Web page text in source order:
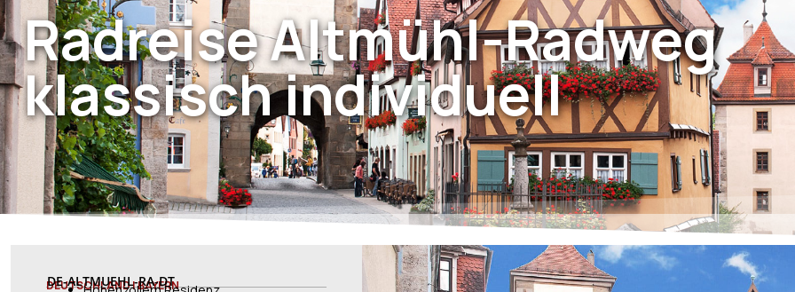
Radreise Altmühl-Radweg
klassisch individuell
DEUTSCHLAND | BAYERN
DE-ALTMUEHL-RA-DT